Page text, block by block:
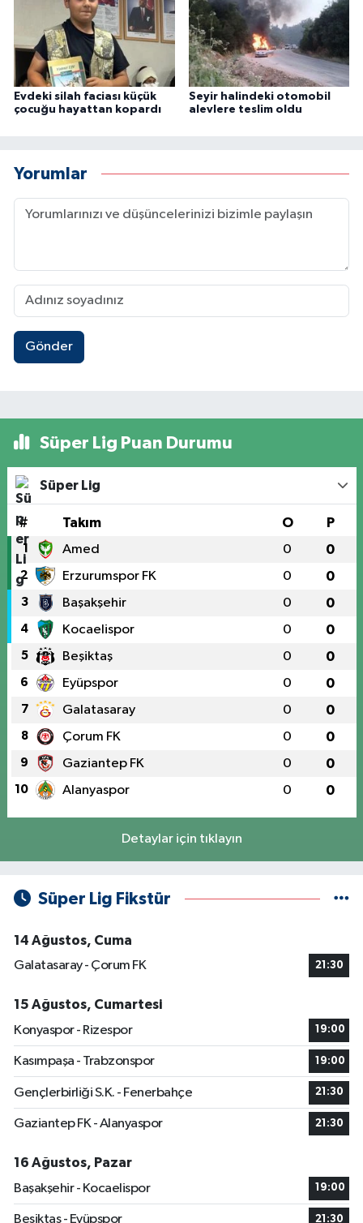
Evdeki silah faciası küçük
çocuğu hayattan kopardı
Seyir halindeki otomobil
alevlere teslim oldu
Yorumlar
Gönder
Süper Lig Puan Durumu
Süper Lig
# Takım O P
1 Amed 0 0
2 Erzurumspor FK 0 0
3 Başakşehir 0 0
4 Kocaelispor 0 0
5 Beşiktaş 0 0
6 Eyüpspor 0 0
7 Galatasaray 0 0
8 Çorum FK 0 0
9 Gaziantep FK 0 0
10 Alanyaspor 0 0
Detaylar için tıklayın
Süper Lig Fikstür
14 Ağustos, Cuma
Galatasaray - Çorum FK
21:30
15 Ağustos, Cumartesi
Konyaspor - Rizespor
19:00
Kasımpaşa - Trabzonspor 19:00
Gençlerbirliği S.K. - Fenerbahçe 21:30
Gaziantep FK - Alanyaspor 21:30
16 Ağustos, Pazar
Başakşehir - Kocaelispor
19:00
Beşiktaş - Eyüpspor 21:30